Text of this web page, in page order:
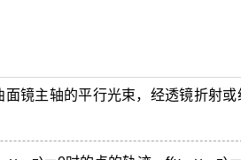
镜主轴的平行光束，经透镜折射